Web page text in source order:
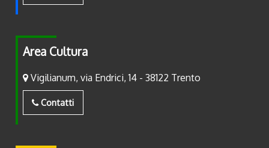
Area Cultura
Vigilianum, via Endrici, 14 - 38122 Trento
Contatti